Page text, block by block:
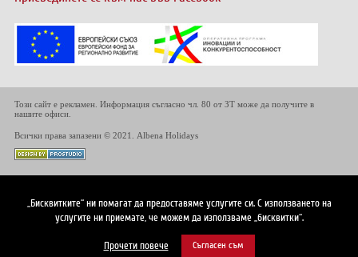
Този сайт е рекламен. Информация съгласно чл. 80 от ЗТ може да получите в
нашите офиси.
Всички права запазени © 2021. Albena Holidays
„Бисквитките“ ни помагат да предоставяме услугите си. С използването на
услугите ни приемате, че можем да използваме „бисквитки“.
Прочети повече Съгласен съм